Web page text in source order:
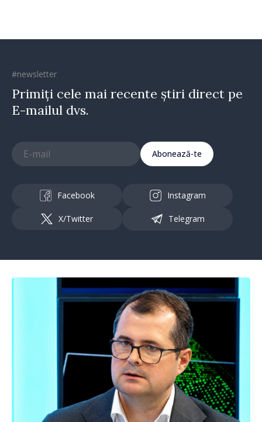
#newsletter
Primiți cele mai recente știri direct pe
E-mailul dvs.
Abonează-te
Facebook Instagram
X/Twitter Telegram